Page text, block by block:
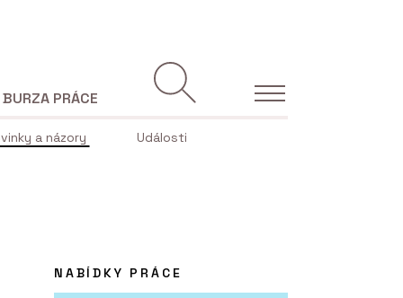
a názory Události
BURZA PRÁCE
NABÍDKY PRÁCE